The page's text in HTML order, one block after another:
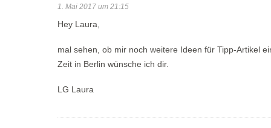
1. Mai 2017 um 21:15
Hey Laura,
mal sehen, ob mir noch weitere Ideen für Tipp-Artikel
Zeit in Berlin wünsche ich dir.
LG Laura